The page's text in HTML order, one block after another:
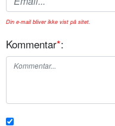
Din e-mail bliver ikke vist på sitet.
Kommentar*: